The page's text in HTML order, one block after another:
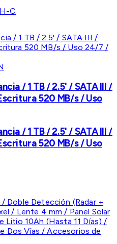
C
/ 1 TB / 2.5' / SATA III /
520 MB/s / Uso
/ 1 TB / 2.5' / SATA III /
520 MB/s / Uso